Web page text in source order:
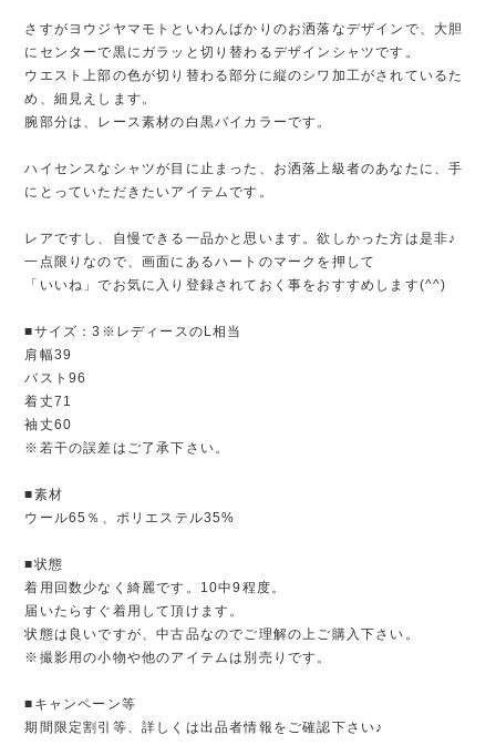
さすがヨウジヤマモトといわんばかりのお洒落なデザインで、大胆
にセンターで黒にガラッと切り替わるデザインシャツです。
ウエスト上部の色が切り替わる部分に縦のシワ加工がされているた
め、細見えします。
腕部分は、レース素材の白黒バイカラーです。
ハイセンスなシャツが目に止まった、お洒落上級者のあなたに、手
にとっていただきたいアイテムです。
レアですし、自慢できる一品かと思います。欲しかった方は是非♪
一点限りなので、画面にあるハートのマークを押して
「いいね」でお気に入り登録されておく事をおすすめします(^^)
■サイズ：3※レディースのL相当
肩幅39
バスト96
着丈71
袖丈60
※若干の誤差はご了承下さい。
■素材
ウール65％、ポリエステル35%
■状態
着用回数少なく綺麗です。10中9程度。
届いたらすぐ着用して頂けます。
状態は良いですが、中古品なのでご理解の上ご購入下さい。
※撮影用の小物や他のアイテムは別売りです。
■キャンペーン等
期間限定割引等、詳しくは出品者情報をご確認下さい♪